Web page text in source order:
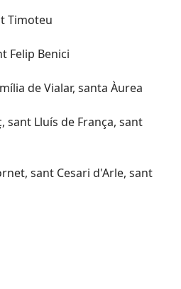
Timoteu
Felip Benici
de Vialar, santa Àurea
sant Lluís de França, sant
sant Cesari d'Arle, sant